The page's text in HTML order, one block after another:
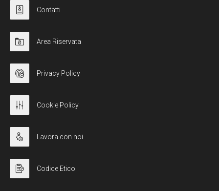
Contatti
Area Riservata
Privacy Policy
Cookie Policy
Lavora con noi
Codice Etico